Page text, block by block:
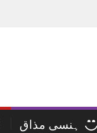
ہنسی مذاق